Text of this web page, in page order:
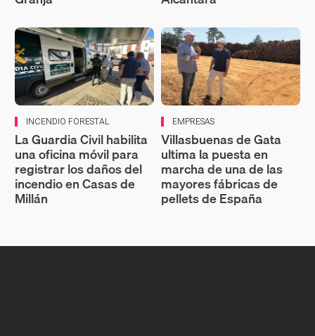
INCENDIO FORESTAL
La Guardia Civil habilita
una oficina móvil para
registrar los daños del
incendio en Casas de
Millán
EMPRESAS
Villasbuenas de Gata
ultima la puesta en
marcha de una de las
mayores fábricas de
pellets de España